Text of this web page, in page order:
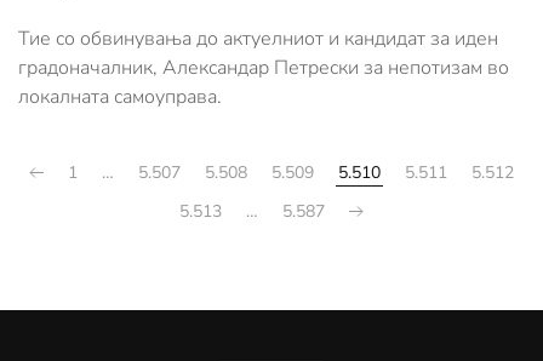
Тие со обвинувања до актуелниот и кандидат за иден
градоначалник, Александар Петрески за непотизам во
локалната самоуправа.
1 … 5.507 5.508 5.509 5.510 5.511
5.512
5.513
… 5.587